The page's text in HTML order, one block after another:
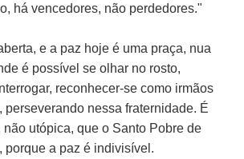
há vencedores, não perdedores."
e a paz hoje é uma praça, nua
é possível se olhar no rosto,
reconhecer-se como irmãos
perseverando nessa fraternidade. É
não utópica, que o Santo Pobre de
porque a paz é indivisível.